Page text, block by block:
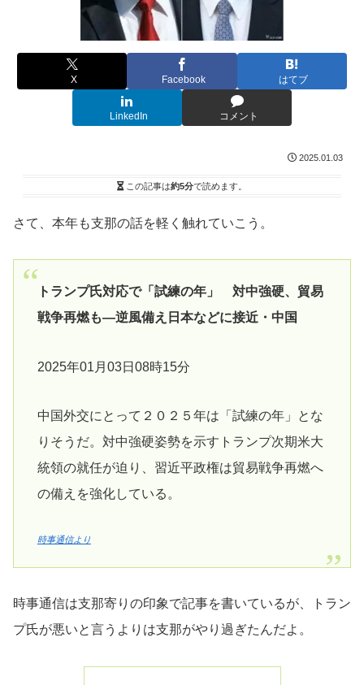
X Facebook はてブ
LinkedIn コメント
2025.01.03
この記事は約5分で読めます。
さて、本年も支那の話を軽く触れていこう。
トランプ氏対応で「試練の年」 対中強硬、貿易
戦争再燃も―逆風備え日本などに接近・中国
2025年01月03日08時15分
中国外交にとって２０２５年は「試練の年」とな
りそうだ。対中強硬姿勢を示すトランプ次期米大
統領の就任が迫り、習近平政権は貿易戦争再燃へ
の備えを強化している。
時事通信より
時事通信は支那寄りの印象で記事を書いているが、トラン
プ氏が悪いと言うよりは支那がやり過ぎたんだよ。